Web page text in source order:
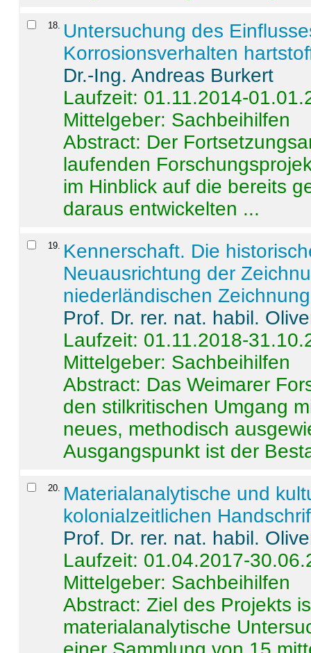
18
Untersuchung des
Korrosionsverhalten
Dr.-Ing. Andreas Burkert
Laufzeit: 01.11.2014-
Mittelgeber: Sachbeihilfen
Abstract: Der
laufenden
im Hinblick auf die bereits
daraus entwickelten ...
19
Kennerschaft. Die
Neuausrichtung der
niederländischen
Prof. Dr. rer. nat. habil.
Laufzeit: 01.11.2018-
Mittelgeber: Sachbeihilfen
Abstract: Das Weimarer
den stilkritischen Umgang
neues, methodisch
Ausgangspunkt ist der
20
Materialanalytische und
kolonialzeitlichen
Prof. Dr. rer. nat. habil.
Laufzeit: 01.04.2017-
Mittelgeber: Sachbeihilfen
Abstract:Ziel des Projekts
materialanalytische